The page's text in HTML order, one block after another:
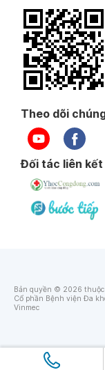
Theo dõi
Đối tác liên kết
Bản quyền © 2026 thuộc
Cổ phần Bệnh viện Đa
Vinmec